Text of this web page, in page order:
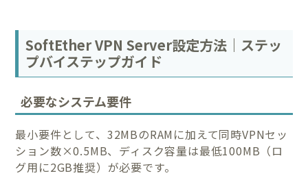
SoftEther VPN Server設定方法｜ステッ
プバイステップガイド
必要なシステム要件
最小要件として、32MBのRAMに加えて同時VPNセッ
ション数×0.5MB、ディスク容量は最低100MB（ロ
グ用に2GB推奨）が必要です。